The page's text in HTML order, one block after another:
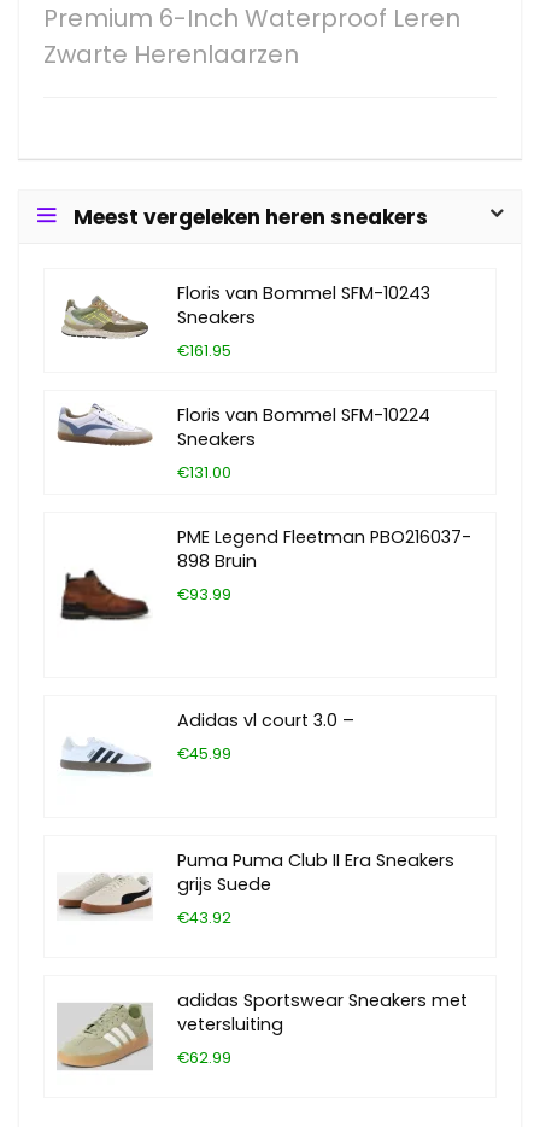
Premium 6-Inch Waterproof Leren
Zwarte Herenlaarzen
Meest vergeleken heren sneakers
Floris van Bommel SFM-10243
Sneakers
€161.95
Floris van Bommel SFM-10224
Sneakers
€131.00
PME Legend Fleetman PBO216037-
898 Bruin
€93.99
Adidas vl court 3.0 –
€45.99
Puma Puma Club II Era Sneakers
grijs Suede
€43.92
adidas Sportswear Sneakers met
vetersluiting
€62.99